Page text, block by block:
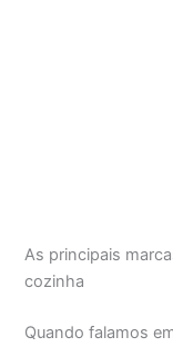
As principais
cozinha
Quando falamos